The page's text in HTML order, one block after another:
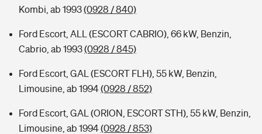
Kombi, ab 1993(0928 / 840)
Ford Escort, ALL (ESCORT CABRIO), 66 kW, Benzin,
Cabrio, ab 1993(0928 / 845)
Ford Escort, GAL (ESCORT FLH), 55 kW, Benzin,
Limousine, ab 1994(0928 / 852)
Ford Escort, GAL (ORION, ESCORT STH), 55 kW, Benzin,
Limousine, ab 1994(0928 / 853)